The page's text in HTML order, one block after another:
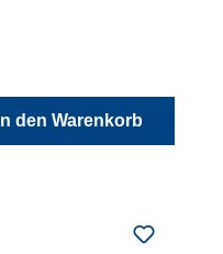
In den Warenkorb